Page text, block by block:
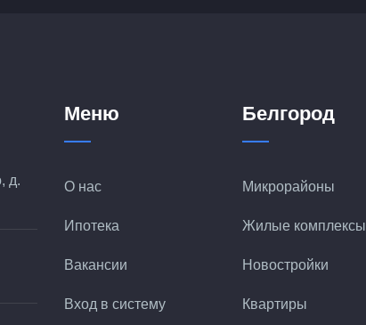
д.
Меню
О нас
Ипотека
Вакансии
Вход в систему
Белгород
Микрорайоны
Жилые комплексы
Новостройки
Квартиры